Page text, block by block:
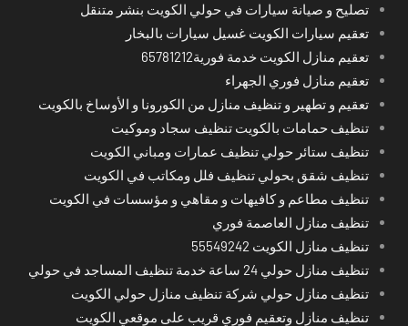
تصليح و صيانة سيارات في حولي الكويت بنشر متنقل
تعقيم سيارات الكويت غسيل سيارات بالبخار
تعقيم منازل الكويت خدمة فورية65781212
تعقيم منازل فوري الجهراء
تعقيم و تطهير و تنظيف منازل من الكورونا و الأوساخ بالكويت
تنظيف حمامات بالكويت تنظيف سجاد وموكيت
تنظيف ستائر حولي تنظيف عمارات ومباني الكويت
تنظيف شقق بحولي تنظيف فلل ومكاتب في الكويت
تنظيف مطاعم و كافيهات و مقاهي و مؤسسات في الكويت
تنظيف منازل العاصمة فوري
تنظيف منازل الكويت 55549242
تنظيف منازل حولي 24 ساعة خدمة تنظيف المساجد في حولي
تنظيف منازل حولي شركة تنظيف منازل حولي الكويت
تنظيف منازل وتعقيم فوري قريب على موقعي الكويت